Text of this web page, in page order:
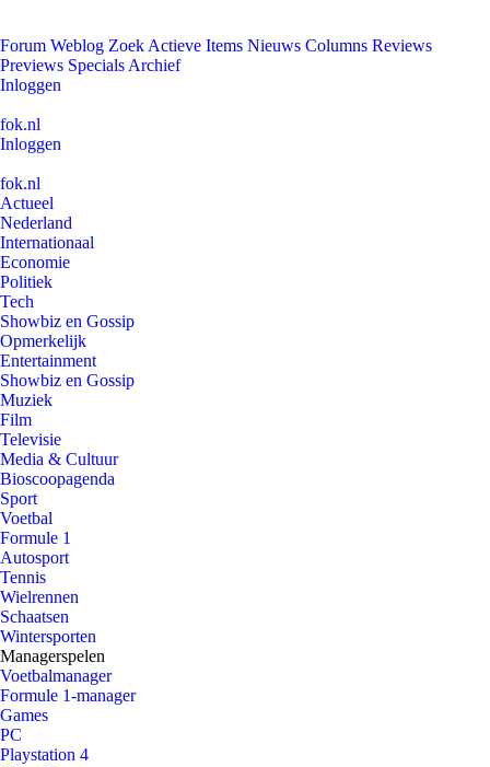
Forum Weblog Zoek Actieve Items Nieuws Columns Reviews
Previews Specials Archief
Inloggen
fok.nl
Inloggen
fok.nl
Actueel
Nederland
Internationaal
Economie
Politiek
Tech
Showbiz en Gossip
Opmerkelijk
Entertainment
Showbiz en Gossip
Muziek
Film
Televisie
Media & Cultuur
Bioscoopagenda
Sport
Voetbal
Formule 1
Autosport
Tennis
Wielrennen
Schaatsen
Wintersporten
Managerspelen
Voetbalmanager
Formule 1-manager
Games
PC
Playstation 4